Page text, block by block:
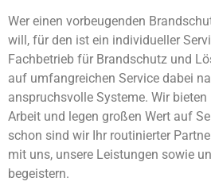
Wer einen vorbeugenden
will, für den ist ein individueller
Fachbetrieb für Brandschutz und
auf umfangreichen Service dabei
anspruchsvolle Systeme. Wir
Arbeit und legen großen Wert auf
schon sind wir Ihr routinierter
mit uns, unsere Leistungen sowie
begeistern.